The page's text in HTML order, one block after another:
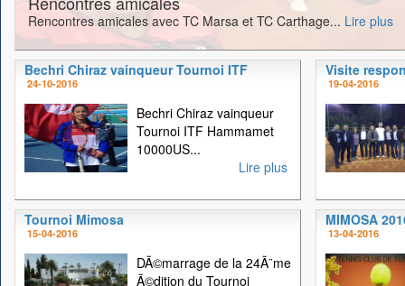
Rencontres amicales avec TC Marsa et TC Carthage... Lire plus
Bechri Chiraz vainqueur Tournoi ITF
24-10-2016
Bechri Chiraz vainqueur
Tournoi ITF Hammamet
10000US...
Lire plus
Visite
19-04-2016
Tournoi Mimosa
15-04-2016
DÃ©marrage de la 24Ã¨me
Ã©dition du Tournoi
MIMOSA
13-04-2016